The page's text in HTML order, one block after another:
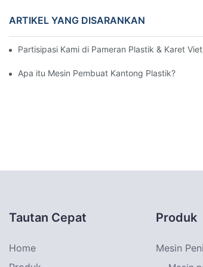
ARTIKEL YANG DISARANKAN
Partisipasi Kami di Pameran Plastik & Karet
Apa itu Mesin Pembuat Kantong Plastik?
Tautan Cepat
Home
Produk
Mesin